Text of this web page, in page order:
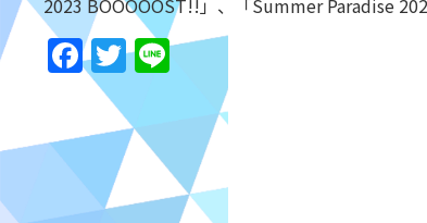
2023 BOOOOOST!!」、「Summer Paradise
Facebook
Twitter
Line